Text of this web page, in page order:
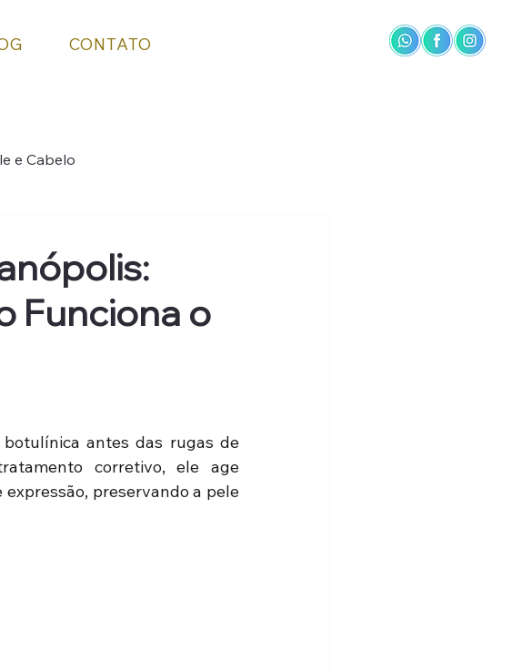
CONTATO
e Cabelo
Funciona o
antes das rugas de
corretivo, ele age
preservando a pele